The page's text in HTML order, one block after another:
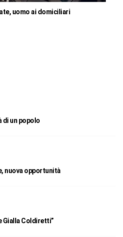
uomo ai domiciliari
un popolo
nuova opportunità
Gialla Coldiretti”